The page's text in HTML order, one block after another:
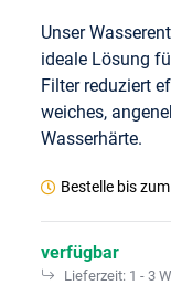
Unser
ideale Lösung
Filter reduziert
weiches,
Wasserhärte.
Bestelle bis
verfügbar
Lieferzeit: 1 - 3